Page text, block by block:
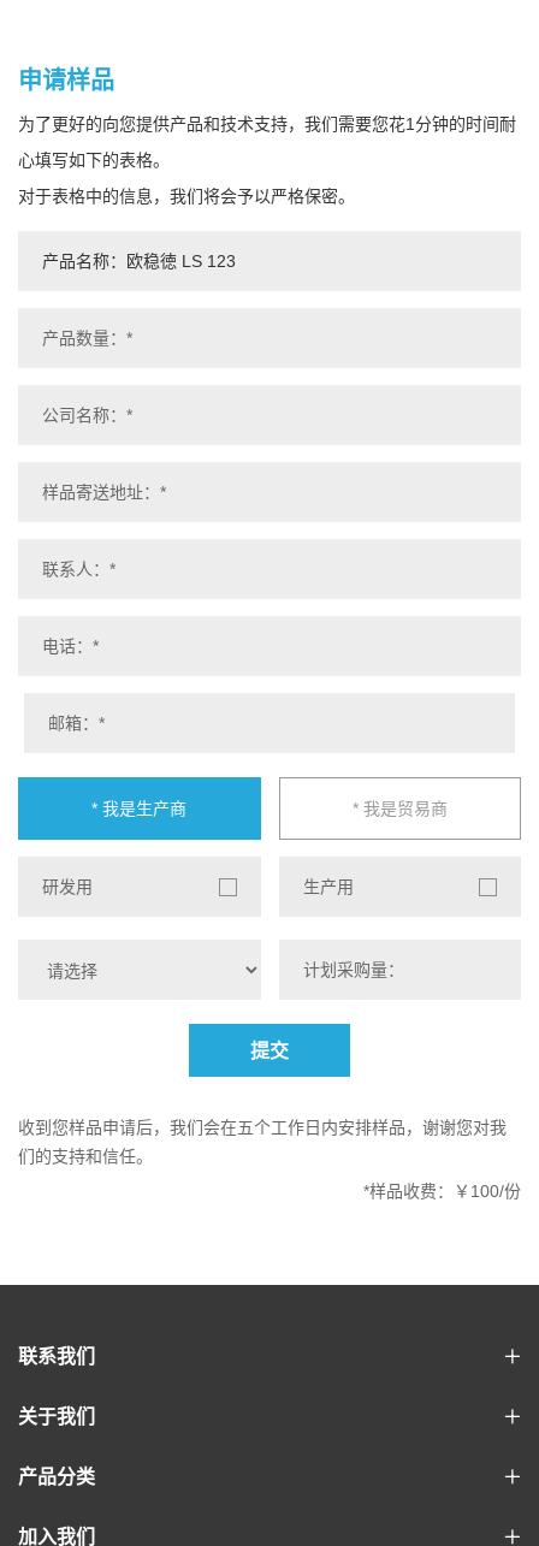
申请样品
为了更好的向您提供产品和技术支持，我们需要您花1分钟的时间耐
心填写如下的表格。
对于表格中的信息，我们将会予以严格保密。
* 我是生产商 * 我是贸易商
研发用 生产用
提交
收到您样品申请后，我们会在五个工作日内安排样品，谢谢您对我
们的支持和信任。
*样品收费：￥100/份
联系我们
关于我们
产品分类
加入我们